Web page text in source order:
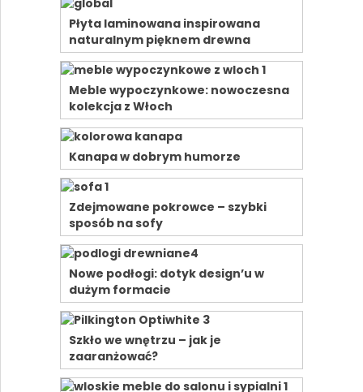
Płyta laminowana inspirowana
naturalnym pięknem drewna
Meble wypoczynkowe: nowoczesna
kolekcja z Włoch
Kanapa w dobrym humorze
Zdejmowane pokrowce – szybki
sposób na sofy
Nowe podłogi: dotyk design’u w
dużym formacie
Szkło we wnętrzu – jak je
zaaranżować?